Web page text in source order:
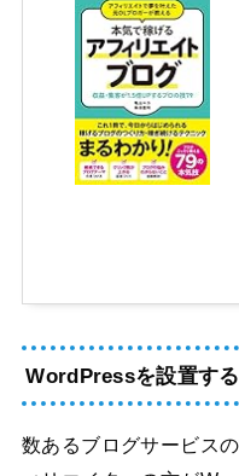
WordPressを設置する
数あるブログサービス